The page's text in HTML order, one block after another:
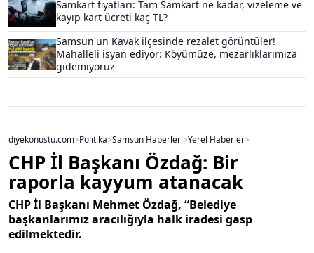
Samkart fiyatları: Tam Samkart ne kadar, vizeleme ve
kayıp kart ücreti kaç TL?
Samsun'un Kavak ilçesinde rezalet görüntüler!
Mahalleli isyan ediyor: Köyümüze, mezarlıklarımıza
gidemiyoruz
diyekonustu.com>Politika>Samsun Haberleri>Yerel Haberler>
CHP İl Başkanı Özdağ: Bir
raporla kayyum atanacak
CHP İl Başkanı Mehmet Özdağ, “Belediye
başkanlarımız aracılığıyla halk iradesi gasp
edilmektedir.